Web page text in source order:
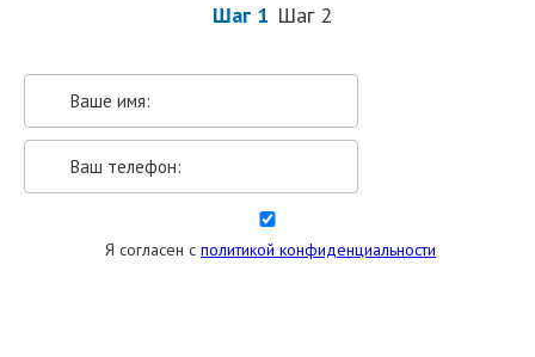
Шаг 1 Шаг 2
Я согласен с политикой конфиденциальности